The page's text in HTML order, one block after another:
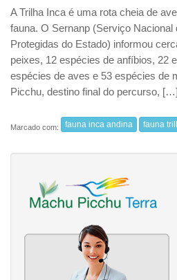
A Trilha Inca é uma rota cheia de
fauna. O Sernanp (Serviço Nacional
Protegidas do Estado) informou
peixes, 12 espécies de anfíbios, 22
espécies de aves e 53 espécies de
Picchu, destino final do percurso, […]
Marcado com: fauna inca andina fauna